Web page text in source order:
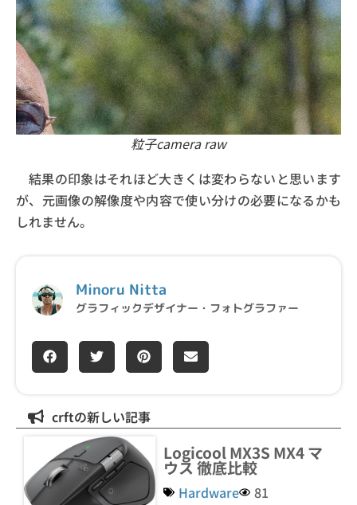
粒子camera raw
結果の印象はそれほど大きくは変わらないと思います
が、元画像の解像度や内容で使い分けの必要になるかも
しれません。
Minoru Nitta
グラフィックデザイナー・フォトグラファー
crftの新しい記事
Logicool MX3S MX4 マ
ウス 徹底比較
Hardware
81